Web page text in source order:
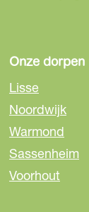
n
a
o
p
F
a
c
e
n
o
p
e
-
m
a
n
p
W
h
Onze dorpen
Lisse
Noordwijk
Warmond
Sassenheim
Voorhout